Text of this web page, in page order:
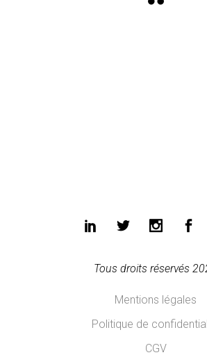
Tous droits réservés
Mentions légales
Politique de
CGV